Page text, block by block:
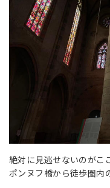
絶対に見逃せないのがこ
ポンヌフ橋から徒歩圏内